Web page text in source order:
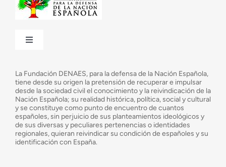
Toggle
¿Cuáles son nuestros objetivos?
Consejo Asesor
La Fundación DENAES, para la defensa de la Nación Española,
tiene desde su origen la pretensión de recuperar e impulsar
desde la sociedad civil el conocimiento y la reivindicación de la
Nación Española; su realidad histórica, política, social y cultural
y se constituye como punto de encuentro de cuantos
españoles, sin perjuicio de sus planteamientos ideológicos y
de sus diversas y peculiares pertenencias o identidades
regionales, quieran reivindicar su condición de españoles y su
identificación con España.